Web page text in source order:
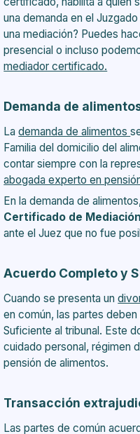
una demanda en el
una mediación? Puedes
presencial o incluso
mediador certificado.
Demanda de
Lademanda de alimentos
Familia del domicilio del
contar siempre con la
abogada experto en
En la demanda de
Certificado de
ante el Juez que no fue
Acuerdo Completo y
Cuando se presenta un
en común, las partes
Suficiente al tribunal. Este
cuidado personal, régimen
pensión de alimentos.
Transacción
Las partes de común